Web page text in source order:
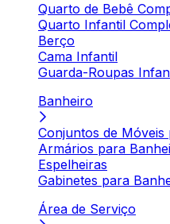
Quarto de Bebê
Quarto Infantil
Berço
Cama Infantil
Guarda-Roupas
Banheiro
Conjuntos de Móveis
Armários para
Espelheiras
Gabinetes para
Área de Serviço